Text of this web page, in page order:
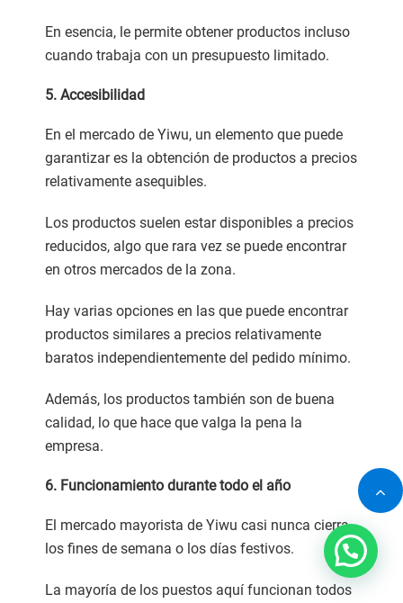
En esencia, le permite obtener productos incluso
cuando trabaja con un presupuesto limitado.
5. Accesibilidad
En el mercado de Yiwu, un elemento que puede
garantizar es la obtención de productos a precios
relativamente asequibles.
Los productos suelen estar disponibles a precios
reducidos, algo que rara vez se puede encontrar
en otros mercados de la zona.
Hay varias opciones en las que puede encontrar
productos similares a precios relativamente
baratos independientemente del pedido mínimo.
Además, los productos también son de buena
calidad, lo que hace que valga la pena la
empresa.
6. Funcionamiento durante todo el año
El mercado mayorista de Yiwu casi nunca cierra
los fines de semana o los días festivos.
La mayoría de los puestos aquí funcionan todos